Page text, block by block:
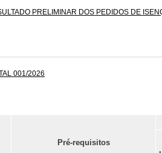
PRELIMINAR DOS PEDIDOS DE
001/2026
Pré-requisitos